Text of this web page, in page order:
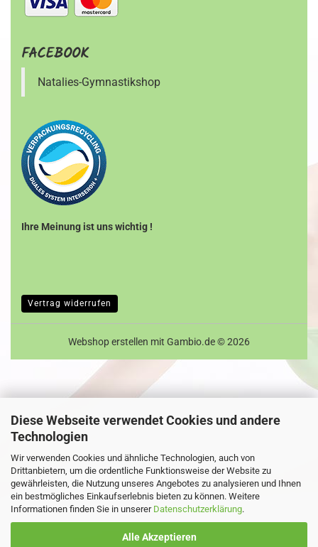
Diese Webseite verwendet Cookies und andere
Technologien
Wir verwenden Cookies und ähnliche Technologien, auch von
Drittanbietern, um die ordentliche Funktionsweise der Website zu
gewährleisten, die Nutzung unseres Angebotes zu analysieren und Ihnen
ein bestmögliches Einkaufserlebnis bieten zu können. Weitere
Informationen finden Sie in unserer Datenschutzerklärung.
Alle Akzeptieren
FACEBOOK
Natalies-Gymnastikshop
Ihre Meinung ist uns wichtig !
Vertrag widerrufen
Webshop erstellen mit Gambio.de © 2026